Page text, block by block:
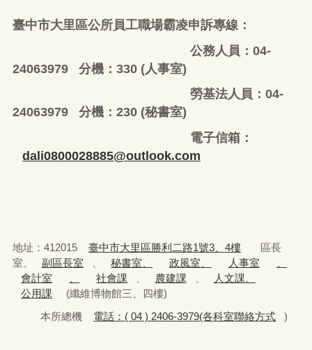
臺中市大里區公所員工職場霸凌申訴專線：
公務人員：04-
24063979 分機：330 (人事室)
勞基法人員：04-
24063979 分機：230 (秘書室)
電子信箱：
dali0800028885@outlook.com
地址：412015 臺中市大里區勝利二路1號3、4樓
區長
室、
副區長室 、 秘書室、 政風室、 人事室
、
會計室
、 社會課 、 農建課 、
人文課、
公用課
(纖維博物館三、四樓)
本所總機
電話：( 04 ) 2406-3979(各科室聯絡方式 )